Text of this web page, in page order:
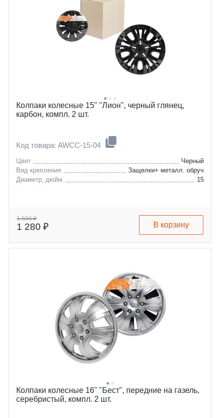
Колпаки колесные 15" "Лион", черный глянец,
карбон, компл. 2 шт.
Код товара: AWCC-15-04
Цвет
Черный
Вид крепления
Защелки+ металл. обруч
Диаметр, дюйм
15
1 500 ₽
1 280 ₽ В корзину
Колпаки колесные 16" "Бест", передние на газель,
серебристый, компл. 2 шт.